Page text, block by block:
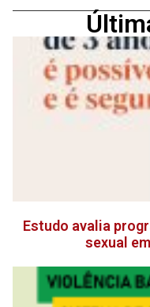
Estudo avalia
sexual